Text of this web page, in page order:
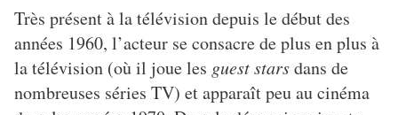
Très présent à la télévision depuis le début des
années 1960, l’acteur se consacre de plus en plus à
la télévision (où il joue les guest starsdans de
nombreuses séries TV) et apparaît peu au cinéma